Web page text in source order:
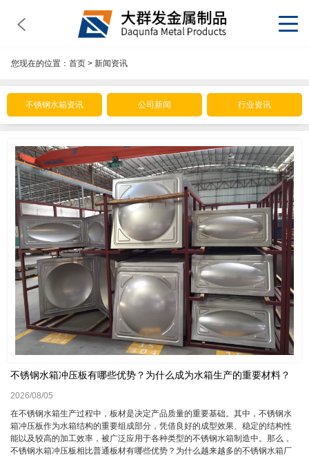
您现在的位置： 首页> 新闻资讯
不锈钢水箱资讯 公司新闻 行业资讯
不锈钢水箱冲压板有哪些优势？为什么成为水箱生产的重要材料？
2026/08/05
在不锈钢水箱生产过程中，板材是决定产品质量的重要基础。其中，不锈钢水
箱冲压板作为水箱结构的重要组成部分，凭借良好的成型效果、稳定的结构性
能以及较高的加工效率，被广泛应用于各种类型的不锈钢水箱制造中。那么，
不锈钢水箱冲压板相比普通板材有哪些优势？为什么越来越多的不锈钢水箱厂